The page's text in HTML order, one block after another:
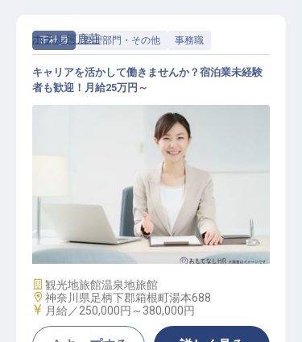
正社員 管理部門・その他 事務職
ホテル河鹿荘
キャリアを活かして働きませんか？宿泊業未経験
者も歓迎！月給25万円～
施設業態
観光地旅館温泉地旅館
勤務地
神奈川県足柄下郡箱根町湯本688
給与
月給／250,000円～ 380,000円